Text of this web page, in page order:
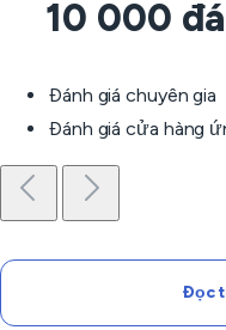
10 000
Đánh giá chuyên gia
Đánh giá cửa hàng
Đọc